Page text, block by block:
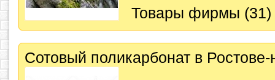
Товары фирмы (31)
Сотовый поликарбонат в